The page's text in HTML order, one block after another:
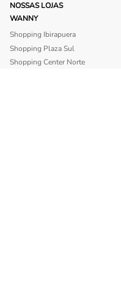
NOSSAS LOJAS
WANNY
Shopping Ibirapuera
Shopping Plaza Sul
Shopping Center Norte